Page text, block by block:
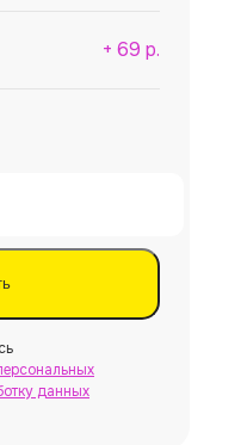
+ 69 р.
данных